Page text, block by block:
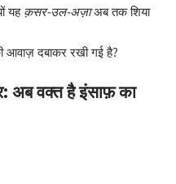
यह क़सर-उल-अज़ाअब तक शिया
दबाकर रखी गई है?
अब वक्त है इंसाफ़ का